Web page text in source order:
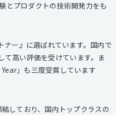
とプロダクトの技術開発力をも
ー』に選ばれています。国内で
高い評価を受けています。ま
」も三度受賞しています
しており、国内トップクラスの